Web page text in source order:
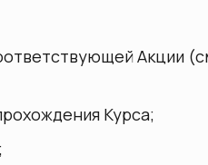
Акции
Курса;